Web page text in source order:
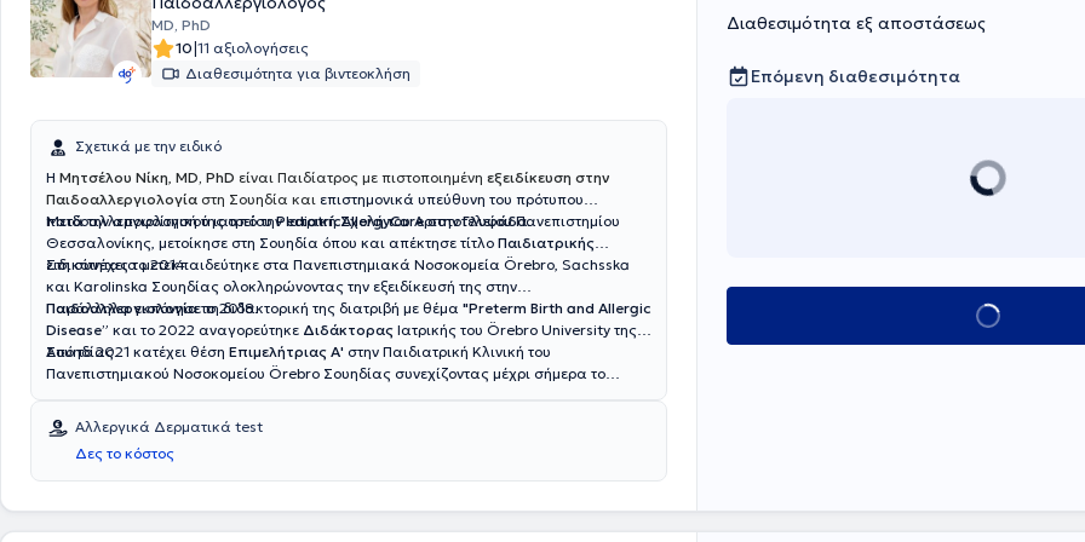
MD, PhD
10|11 αξιολογήσεις
Διαθεσιμότητα για βιντεοκλήση
Σχετικά με την ειδικό
Η Μητσέλου Νίκη, MD, PhD είναι Παιδίατρος με πιστοποιημένη εξειδίκευση στην
Παιδοαλλεργιολογία στη Σουηδία και επιστημονικά υπεύθυνη του πρότυπου
παιδοαλλεργιολογικού ιατρείουPediatricAllergyCareστηνΓλυφάδα.
Μετά την αποφοίτησή της από την Ιατρική Σχολή του Αριστοτελείου Πανεπιστημίου
Θεσσαλονίκης, μετοίκησε στη Σουηδία όπου και απέκτησε τίτλο Παιδιατρικής
ειδικότητας το 2014.
Στη συνέχεια μετεκπαιδεύτηκε στα Πανεπιστημιακά Νοσοκομεία Örebro, Sachsska
και Karolinska Σουηδίας ολοκληρώνοντας την εξειδίκευσή της στην
Παιδοαλλεργιολογίατο 2018.
Παράλληλα εκπόνησε τη διδακτορική της διατριβή με θέμα "Preterm Birth and Allergic
Disease” και το 2022 αναγορεύτηκε Διδάκτορας Ιατρικής του Örebro University της
Σουηδίας.
Από το 2021 κατέχει θέση Επιμελήτριας Α' στην Παιδιατρική Κλινική του
Πανεπιστημιακού Νοσοκομείου Örebro Σουηδίας συνεχίζοντας μέχρι σήμερα το
Αλλεργικά Δερματικά test
Δες το κόστος
Διαθεσιμότητα εξ αποστάσεως
Επόμενη διαθεσιμότητα
Κλείσε ραντεβού